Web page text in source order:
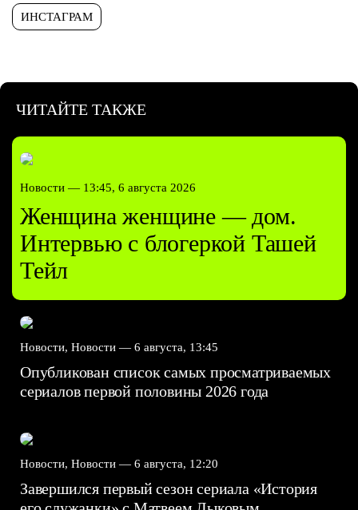
ИНСТАГРАМ
ЧИТАЙТЕ ТАКЖЕ
Новости — 13:45, 6 августа 2026
Женщина женщине — дом.
Интервью с блогеркой Ташей
Тейл
Новости, Новости — 6 августа, 13:45
Опубликован список самых просматриваемых
сериалов первой половины 2026 года
Новости, Новости — 6 августа, 12:20
Завершился первый сезон сериала «История